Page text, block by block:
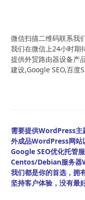
微信扫描二维码联系我
我们在微信上24小时期
提供外贸路由器设备产
建设,Google SEO,百度
需要提供WordPress主
外成品WordPress网
Google SEO优化托管
Centos/Debian服务器
我们都是你的首选，拥
坚持客户体验，没有最